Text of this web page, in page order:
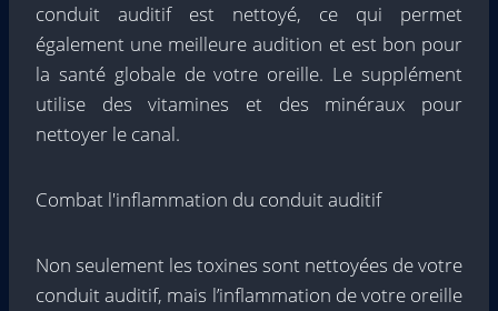
conduit auditif est nettoyé, ce qui permet
également une meilleure audition et est bon pour
la santé globale de votre oreille. Le supplément
utilise des vitamines et des minéraux pour
nettoyer le canal.
Combat l'inflammation du conduit auditif
Non seulement les toxines sont nettoyées de votre
conduit auditif, mais l’inflammation de votre oreille